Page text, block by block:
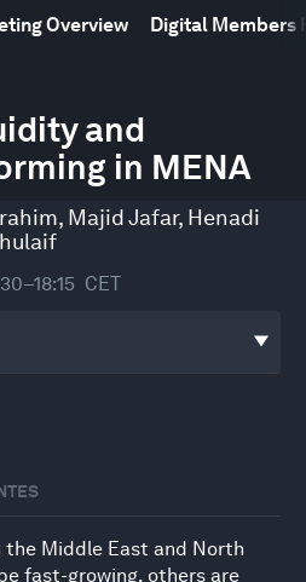
Overview Digital Members
and
in MENA
, Majid Jafar, Henadi
CET
the Middle East and North
fast-growing, others are